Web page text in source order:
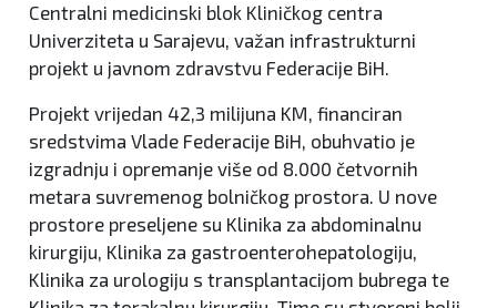
Centralni medicinski blok Kliničkog centra
Univerziteta u Sarajevu, važan infrastrukturni
projekt u javnom zdravstvu Federacije BiH.
Projekt vrijedan 42,3 milijuna KM, financiran
sredstvima Vlade Federacije BiH, obuhvatio je
izgradnju i opremanje više od 8.000 četvornih
metara suvremenog bolničkog prostora. U nove
prostore preseljene su Klinika za abdominalnu
kirurgiju, Klinika za gastroenterohepatologiju,
Klinika za urologiju s transplantacijom bubrega te